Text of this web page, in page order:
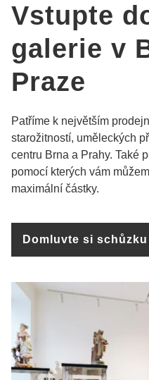
Vstupte
galerie v
Praze
Patříme k největším
starožitností, uměleckých
centru Brna a Prahy. Také
pomocí kterých vám
maximální částky.
Domluvte si schůzku